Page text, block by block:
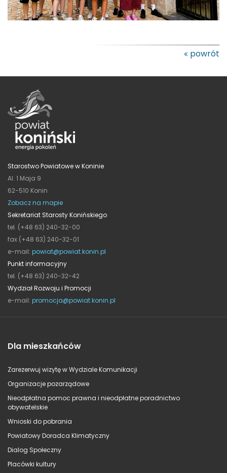
powrót
Starostwo Powiatowe w Koninie
Al. 1 Maja 9
62-510 Konin
Zobacz na mapie
Sekretariat Starosty Konińskiego
tel. (+48 63) 240-32-00
fax (+48 63) 240-32-01
e-mail: powiat@powiat.konin.pl
Punkt informacyjny
tel. (+48 63) 240-32-42
Wydział Rozwoju i Promocji
e-mail: promocja@powiat.konin.pl
Dla mieszkańców
Zarezerwuj wizytę w Wydziale Komunikacji
Organizacje pozarządowe
Nieodpłatna pomoc prawna i nieodpłatne poradnictwo
obywatelskie
Wnioski do pobrania
Powiatowy Doradca Klimatyczny
Dialog Społeczny
Placówki kultury